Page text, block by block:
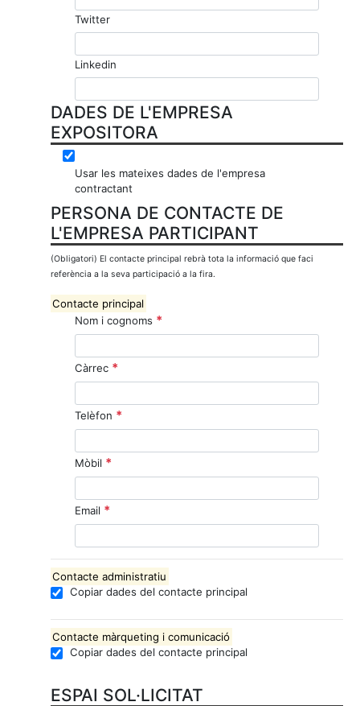
Twitter
Linkedin
DADES DE L'EMPRESA
EXPOSITORA
Usar les mateixes dades de l'empresa
contractant
PERSONA DE CONTACTE DE
L'EMPRESA PARTICIPANT
(Obligatori) El contacte principal rebrà tota la informació que faci
referència a la seva participació a la fira.
Contacte principal
Nom i cognoms *
Càrrec *
Telèfon *
Mòbil *
Email *
Contacte administratiu
Copiar dades del contacte principal
Contacte màrqueting i comunicació
Copiar dades del contacte principal
ESPAI SOL·LICITAT